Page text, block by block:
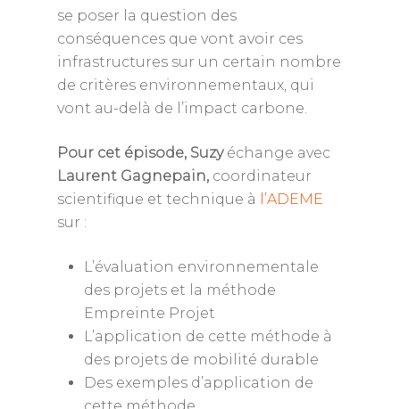
se poser la question des
conséquences que vont avoir ces
infrastructures sur un certain nombre
de critères environnementaux, qui
vont au-delà de l’impact carbone.
Pour cet épisode, Suzy échange avec
Laurent Gagnepain, coordinateur
scientifique et technique à
l’ADEME
sur :
L’évaluation environnementale
des projets et la méthode
Empreinte Projet
L’application de cette méthode à
des projets de mobilité durable
Des exemples d’application de